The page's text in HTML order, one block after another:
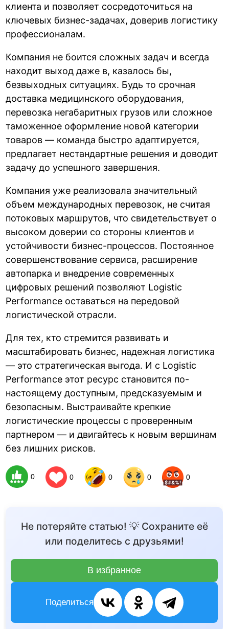
клиента и позволяет сосредоточиться на
ключевых бизнес-задачах, доверив логистику
профессионалам.
Компания не боится сложных задач и всегда
находит выход даже в, казалось бы,
безвыходных ситуациях. Будь то срочная
доставка медицинского оборудования,
перевозка негабаритных грузов или сложное
таможенное оформление новой категории
товаров — команда быстро адаптируется,
предлагает нестандартные решения и доводит
задачу до успешного завершения.
Компания уже реализовала значительный
объем международных перевозок, не считая
потоковых маршрутов, что свидетельствует о
высоком доверии со стороны клиентов и
устойчивости бизнес-процессов. Постоянное
совершенствование сервиса, расширение
автопарка и внедрение современных
цифровых решений позволяют Logistic
Performance оставаться на передовой
логистической отрасли.
Для тех, кто стремится развивать и
масштабировать бизнес, надежная логистика
— это стратегическая выгода. И с Logistic
Performance этот ресурс становится по-
настоящему доступным, предсказуемым и
безопасным. Выстраивайте крепкие
логистические процессы с проверенным
партнером — и двигайтесь к новым вершинам
без лишних рисков.
0 0 0 0 0
Не потеряйте статью! 💡 Сохраните её
или поделитесь с друзьями!
В избранное
Поделиться